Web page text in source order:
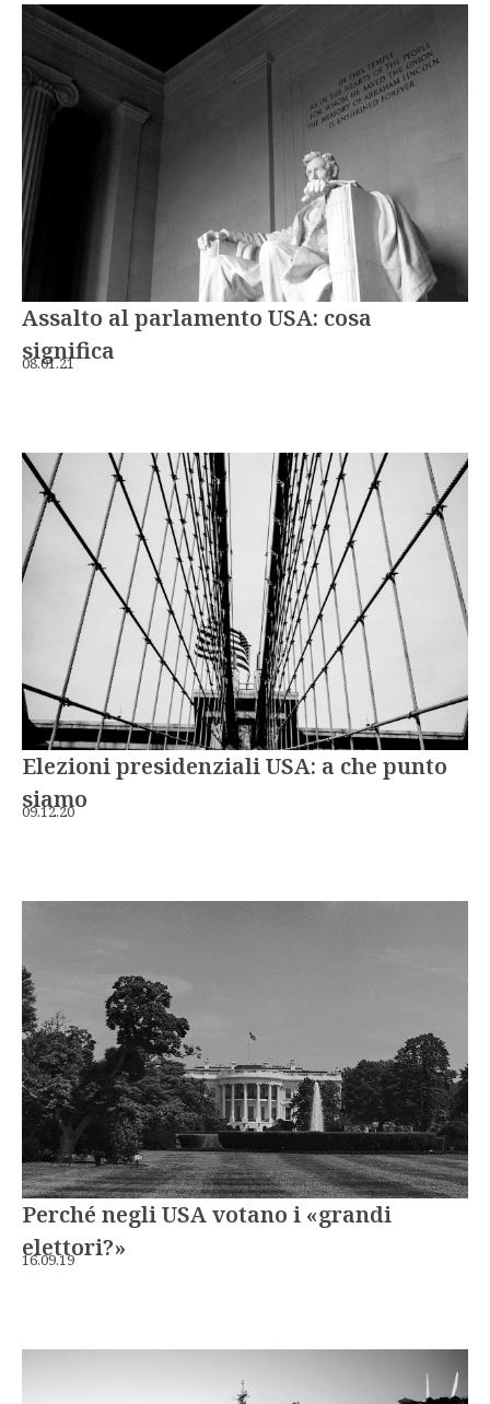
Assalto al parlamento USA: cosa
significa
08.01.21
Elezioni presidenziali USA: a che punto
siamo
09.12.20
Perché negli USA votano i «grandi
elettori?»
16.09.19